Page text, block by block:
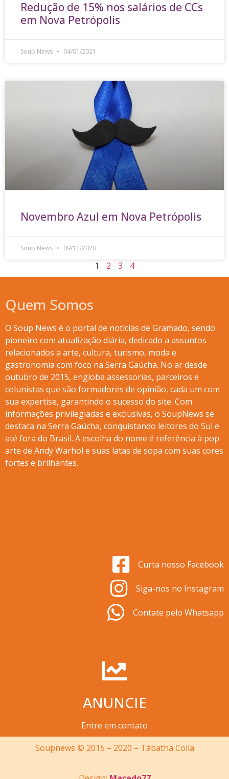
Redução de 15% nos salários de CCs
em Nova Petrópolis
Soup News 04/01/2021
Novembro Azul em Nova Petrópolis
Soup News 09/11/2020
1 2 3 4
Quem Somos
O Soup News é o portal de notícias de Gramado, sendo
pioneiro com atualização diária, dedicado a assuntos
relacionados a arte, cultura, turismo, moda e
gastronomia com foco na Serra Gaúcha. No ar desde
outubro de 2015, engloba assessorias, parceiros e
colunistas que são formadores de opinião, cada um com
sua expertise, garantindo o sucesso do site. Com
informações privilegiadas e exclusivas, o SoupNews se
destaca na Serra Gaúcha, conquistando leitores do Sul e
até fora do Brasil. A escolha do nome é referência à pop
arte de Andy Warhol e suas latas de sopa com suas cores
fortes e brilhantes.
Curta nosso Facebook
Siga-nos no Instagram
Contate pelo Whatsapp
ANUNCIE
Entre em contato
Soupnews © 2015 – 2020 – Tábatha Colla